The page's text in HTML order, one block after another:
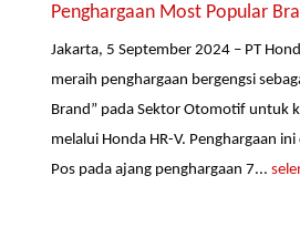
Penghargaan Most Popular
Jakarta, 5 September 2024 – PT
meraih penghargaan bergengsi
Brand” pada Sektor Otomotif untuk
melalui Honda HR-V. Penghargaan
Pos pada ajang penghargaan 7...